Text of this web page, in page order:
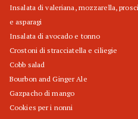
Insalata di valeriana, mozzarella,
e asparagi
Insalata di avocado e tonno
Crostoni di stracciatella e ciliegie
Cobb salad
Bourbon and Ginger Ale
Gazpacho di mango
Cookies per i nonni